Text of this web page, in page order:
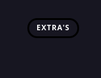
EXTRA'S